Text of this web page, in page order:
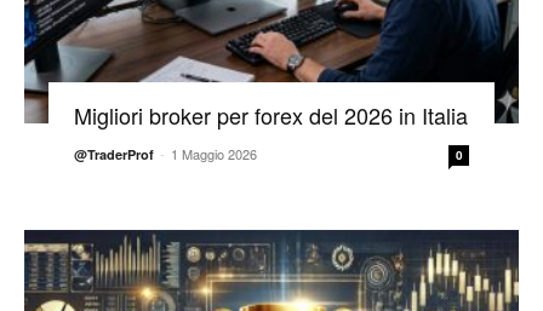
Migliori broker per forex del 2026 in Italia
@TraderProf - 1 Maggio 2026 0